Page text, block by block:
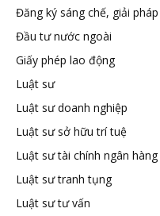
Đăng ký sáng chế, giải
Đầu tư nước ngoài
Giấy phép lao động
Luật sư
Luật sư doanh nghiệp
Luật sư sở hữu trí tuệ
Luật sư tài chính ngân hàng
Luật sư tranh tụng
Luật sư tư vấn